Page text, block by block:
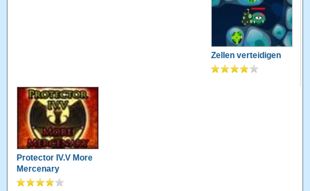
Zellen verteidigen
Protector IV.V More
Mercenary